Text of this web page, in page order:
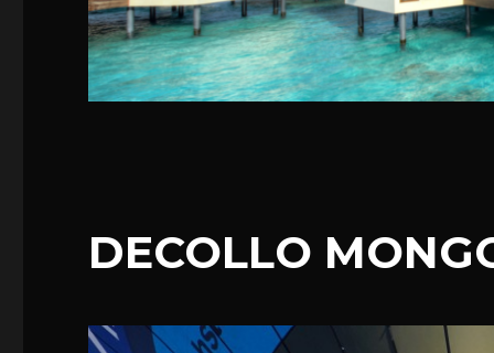
DECOLLO